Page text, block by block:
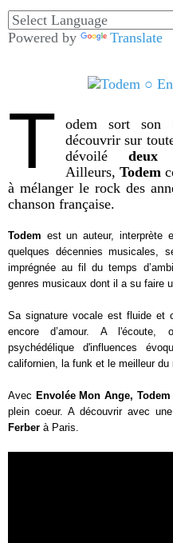
Powered by Translate
T odem sort son
découvrir sur
dévoilé
deux
Ailleurs, Todem
à mélanger le rock des
chanson française.
Todem est un auteur, interprète
quelques décennies musicales,
imprégnée au fil du temps
genres musicaux dont il a su faire
Sa signature vocale est fluide et
encore d’amour. A l'écoute,
psychédélique d'influences
californien, la funk et le meilleur du
Avec Envolée Mon Ange, Todem
plein coeur. A découvrir avec
Ferber à Paris.